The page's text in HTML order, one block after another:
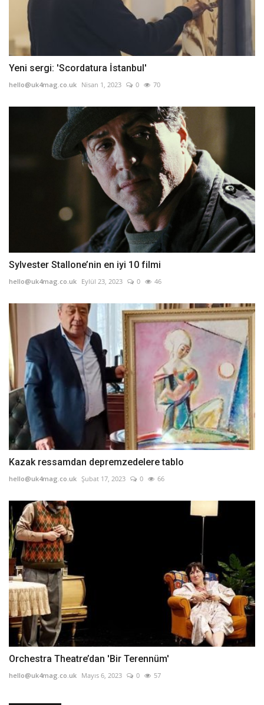
Yeni sergi: 'Scordatura İstanbul'
hello@uk4mag.co.uk Nisan 1, 2023 0 70
Sylvester Stallone’nin en iyi 10 filmi
hello@uk4mag.co.uk Eylül 23, 2023 0 46
Kazak ressamdan depremzedelere tablo
hello@uk4mag.co.uk Şubat 17, 2023 0 66
Orchestra Theatre’dan 'Bir Terennüm'
hello@uk4mag.co.uk Mayıs 6, 2023 0 57